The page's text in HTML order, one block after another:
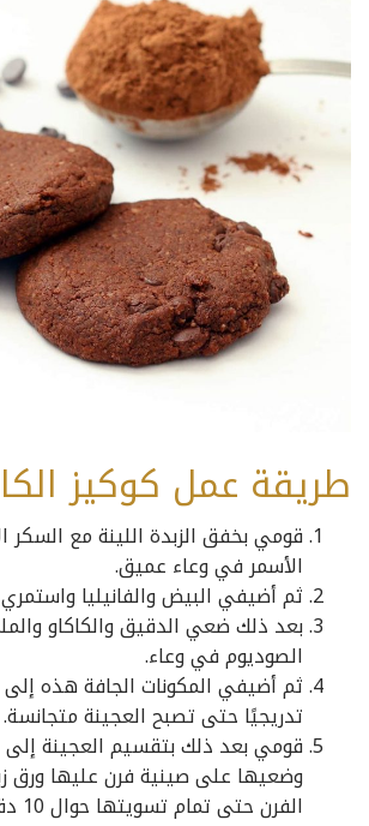
طريقة عمل كوكيز
قومي بخفق الزبدة اللينة مع السكر
الأسمر في وعاء عميق.
ثم أضيفي البيض والفانيليا
بعد ذلك ضعي الدقيق والكاكاو
الصوديوم في وعاء.
ثم أضيفي المكونات الجافة هذه
تدريجيًا حتى تصبح العجينة متجانسة.
قومي بعد ذلك بتقسيم العجينة إلى
وضعيها على صينية فرن عليها ورق
الفرن حتى تمام تسويتها حوال 10 دقائق.